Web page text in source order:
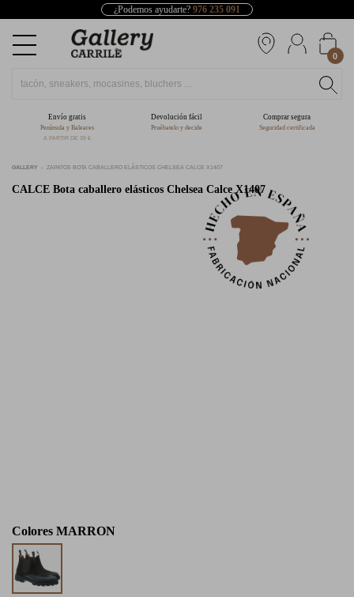
¿Podemos ayudarte? 976 235 091
0
Envío gratis
Península y Baleares
A PARTIR DE 39 €
Devolución fácil
Pruébatelo y decide
Comprar segura
Seguridad certificada
GALLERY ZAPATOS BOTA CABALLERO ELÁSTICOS CHELSEA CALCE X1407
CALCE Bota caballero elásticos Chelsea Calce X1407
Colores MARRON